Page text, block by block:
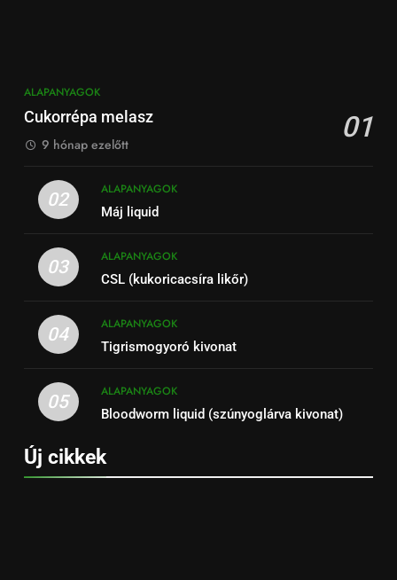
ALAPANYAGOK
Cukorrépa melasz 01
9 hónap ezelőtt
02
ALAPANYAGOK
Máj liquid
03
ALAPANYAGOK
CSL (kukoricacsíra likőr)
04
ALAPANYAGOK
Tigrismogyoró kivonat
05
ALAPANYAGOK
Bloodworm liquid (szúnyoglárva kivonat)
Új cikkek